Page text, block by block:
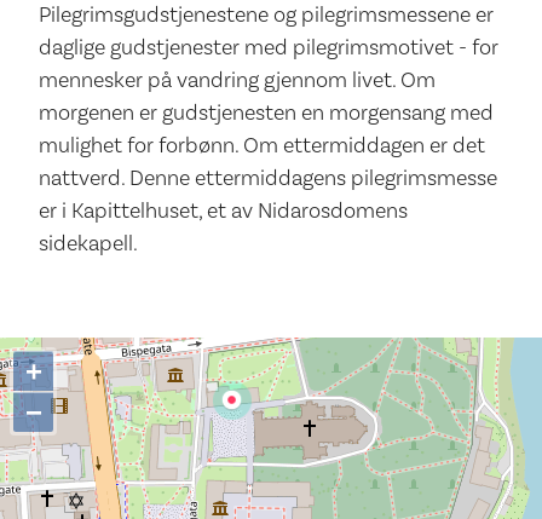
Pilegrimsgudstjenestene og pilegrimsmessene er
daglige gudstjenester med pilegrimsmotivet - for
mennesker på vandring gjennom livet. Om
morgenen er gudstjenesten en morgensang med
mulighet for forbønn. Om ettermiddagen er det
nattverd. Denne ettermiddagens pilegrimsmesse
er i Kapittelhuset, et av Nidarosdomens
sidekapell.
+
−